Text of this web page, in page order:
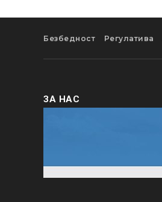
Безбедност Регулатива
ЗА НАС